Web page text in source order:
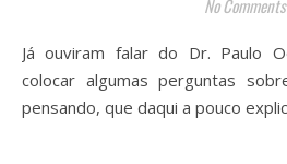
No Comments
Já ouviram falar do Dr. Paulo Oom? Gostavam de lhe
colocar algumas perguntas
pensando, que daqui a pouco